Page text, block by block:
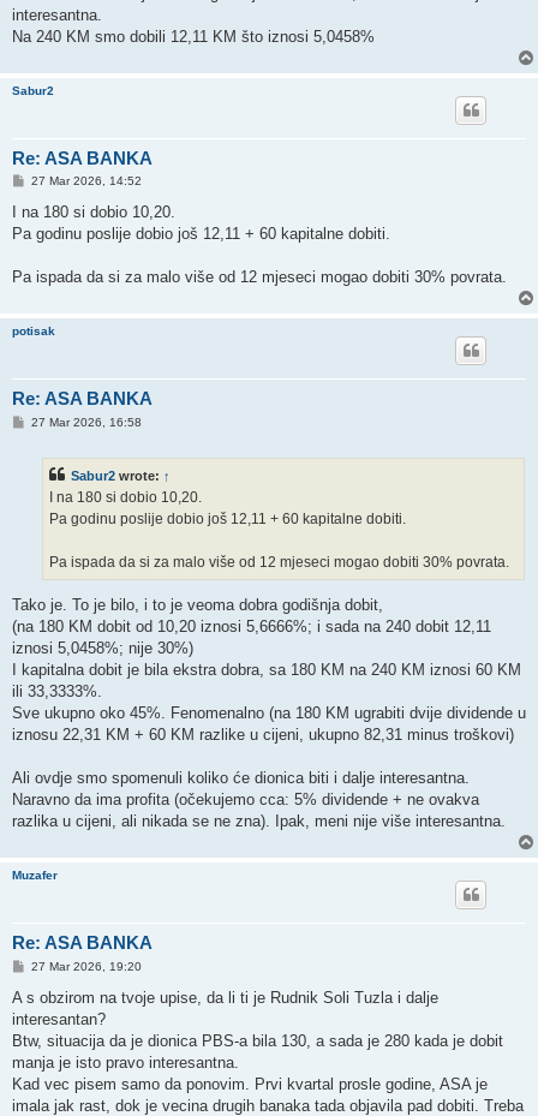
interesantna.
Na 240 KM smo dobili 12,11 KM što iznosi 5,0458%
Sabur2
Re: ASA BANKA
P
s
27 Mar 2026, 14:52
I na 180 si dobio 10,20.
Pa godinu poslije dobio još 12,11 + 60 kapitalne dobiti.
Pa ispada da si za malo više od 12 mjeseci mogao dobiti 30% povrata.
potisak
Re: ASA BANKA
P27 Mar 2026, 16:58
Sabur2 wrote: ↑
I na 180 si dobio 10,20.
Pa godinu poslije dobio još 12,11 + 60 kapitalne dobiti.
Pa ispada da si za malo više od 12 mjeseci mogao dobiti 30% povrata.
Tako je. To je bilo, i to je veoma dobra godišnja dobit,
(na 180 KM dobit od 10,20 iznosi 5,6666%; i sada na 240 dobit 12,11
iznosi 5,0458%; nije 30%)
I kapitalna dobit je bila ekstra dobra, sa 180 KM na 240 KM iznosi 60 KM
ili 33,3333%.
Sve ukupno oko 45%. Fenomenalno (na 180 KM ugrabiti dvije dividende u
iznosu 22,31 KM + 60 KM razlike u cijeni, ukupno 82,31 minus troškovi)
Ali ovdje smo spomenuli koliko će dionica biti i dalje interesantna.
Naravno da ima profita (očekujemo cca: 5% dividende + ne ovakva
razlika u cijeni, ali nikada se ne zna). Ipak, meni nije više interesantna.
Muzafer
Re: ASA BANKA
P
s
27 Mar 2026, 19:20
A s obzirom na tvoje upise, da li ti je Rudnik Soli Tuzla i dalje
interesantan?
Btw, situacija da je dionica PBS-a bila 130, a sada je 280 kada je dobit
manja je isto pravo interesantna.
Kad vec pisem samo da ponovim. Prvi kvartal prosle godine, ASA je
imala jak rast, dok je vecina drugih banaka tada objavila pad dobiti. Treba